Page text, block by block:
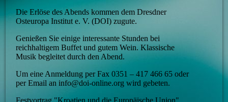
Die Erlöse des Abends kommen dem Dresdner
Osteuropa Institut e. V. (DOI) zugute.
Genießen Sie einige interessante Stunden bei
reichhaltigem Buffet und gutem Wein. Klassische
Musik begleitet durch den Abend.
Um eine Anmeldung per Fax 0351 – 417 466 65 oder
per Email an info@doi-online.org wird gebeten.